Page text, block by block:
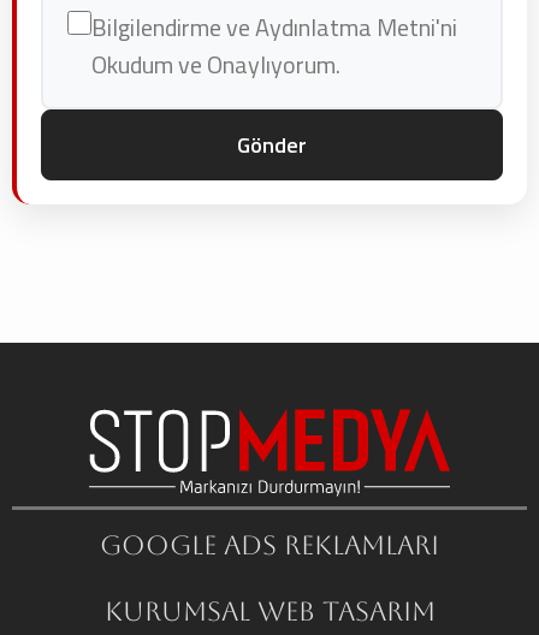
Bilgilendirme ve Aydınlatma Metni'ni
Okudum ve Onaylıyorum.
Google ADS Reklamları
Kurumsal Web Tasarım